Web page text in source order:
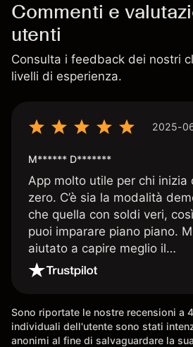
Commenti e
utenti
Consulta i feedback dei nostri
livelli di esperienza.
2025-
M****** D*******
App molto utile per chi inizia
zero. C’è sia la modalità
che quella con soldi veri, così
puoi imparare piano piano.
aiutato a capire meglio il
trading. La consiglio a chi
Sono riportate le nostre recensioni a
individuali dell'utente sono stati
anonimi al fine di salvaguardare la